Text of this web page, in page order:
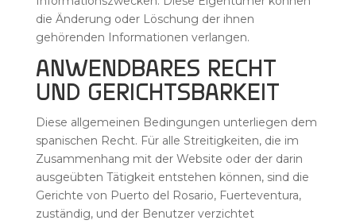
die Änderung oder Löschung der ihnen
gehörenden Informationen verlangen.
ANWENDBARES RECHT
UND GERICHTSBARKEIT
Diese allgemeinen Bedingungen unterliegen dem
spanischen Recht. Für alle Streitigkeiten, die im
Zusammenhang mit der Website oder der darin
ausgeübten Tätigkeit entstehen können, sind die
Gerichte von Puerto del Rosario, Fuerteventura,
zuständig, und der Benutzer verzichtet